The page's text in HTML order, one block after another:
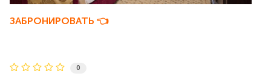
ЗАБРОНИРОВАТЬ 👈
0